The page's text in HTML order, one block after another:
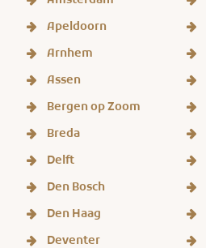
Apeldoorn
Arnhem
Assen
Bergen op Zoom
Breda
Delft
Den Bosch
Den Haag
Deventer